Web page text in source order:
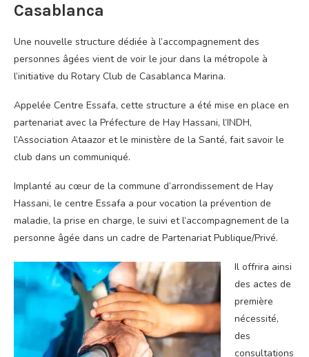
Casablanca
Une nouvelle structure dédiée à l’accompagnement des
personnes âgées vient de voir le jour dans la métropole à
l’initiative du Rotary Club de Casablanca Marina.
Appelée Centre Essafa, cette structure a été mise en place en
partenariat avec la Préfecture de Hay Hassani, l’INDH,
l’Association Ataazor et le ministère de la Santé, fait savoir le
club dans un communiqué.
Implanté au cœur de la commune d’arrondissement de Hay
Hassani, le centre Essafa a pour vocation la prévention de
maladie, la prise en charge, le suivi et l’accompagnement de la
personne âgée dans un cadre de Partenariat Publique/Privé.
Il offrira ainsi
des actes de
première
nécessité,
des
consultations